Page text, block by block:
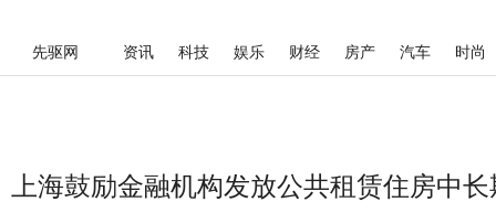
先驱网 资讯 科技 娱乐 财经 房产 汽车 时尚
上海鼓励金融机构发放公共租赁住房中